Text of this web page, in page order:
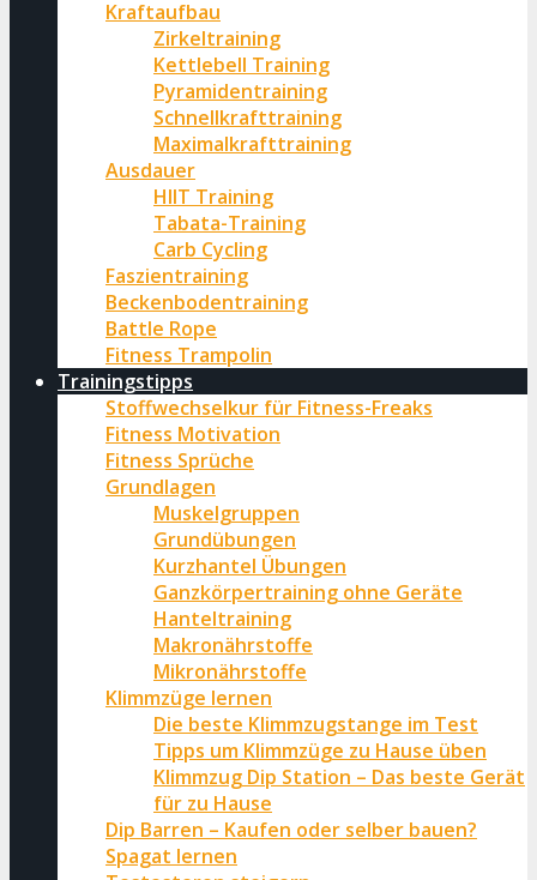
Kraftaufbau
Zirkeltraining
Kettlebell Training
Pyramidentraining
Schnellkrafttraining
Maximalkrafttraining
Ausdauer
HIIT Training
Tabata-Training
Carb Cycling
Faszientraining
Beckenbodentraining
Battle Rope
Fitness Trampolin
Trainingstipps
Stoffwechselkur für Fitness-Freaks
Fitness Motivation
Fitness Sprüche
Grundlagen
Muskelgruppen
Grundübungen
Kurzhantel Übungen
Ganzkörpertraining ohne Geräte
Hanteltraining
Makronährstoffe
Mikronährstoffe
Klimmzüge lernen
Die beste Klimmzugstange im Test
Tipps um Klimmzüge zu Hause üben
Klimmzug Dip Station – Das beste Gerät
für zu Hause
Dip Barren – Kaufen oder selber bauen?
Spagat lernen